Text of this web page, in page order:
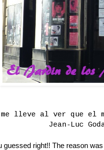
me lleve al ver que el
Jean-Luc
guessed right!! The reason